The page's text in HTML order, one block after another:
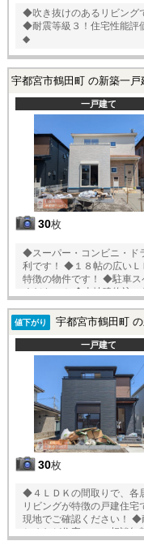
◆吹き抜けのあるリビング
◆耐震等級３！住宅性能評
◆
宇都宮市鶴田町 の新築一戸
一戸建て
30枚
◆スーパー・コンビニ・ド
利です！ ◆１８帖の広いＬ
特徴の物件です！ ◆駐車ス
ください！ ◆土地建物込
値下がり 宇都宮市鶴田町
一戸建て
30枚
◆４ＬＤＫの間取りで、各
リビングが特徴の戸建住
現地でご確認ください！
とめなど住宅ローン相談無